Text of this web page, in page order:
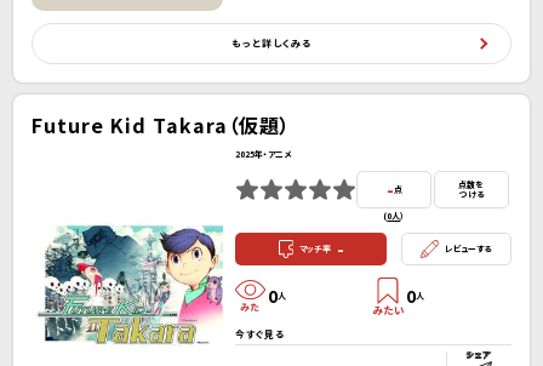
もっと詳しくみる
Future Kid Takara（仮題）
2025年・アニメ
-点
(0人）
点数を
つける
マッチ率 - レビューする
0人 0人
今すぐ見る